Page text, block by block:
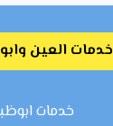
خدمات العين
خدمات